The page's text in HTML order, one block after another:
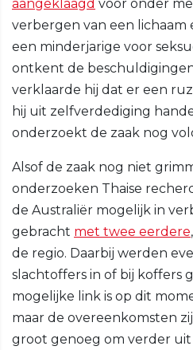
aangeklaagd voor onder
verbergen van een lichaam
een minderjarige voor
ontkent de
verklaarde hij dat er een
hij uit zelfverdediging
onderzoekt de zaak nog
Alsof de zaak nog niet
onderzoeken Thaise
de Australiër mogelijk in
gebracht met twee eerdere
de regio. Daarbij werden
slachtoffers in of bij koffers
mogelijke link is op dit
maar de overeenkomsten
groot genoeg om verder uit